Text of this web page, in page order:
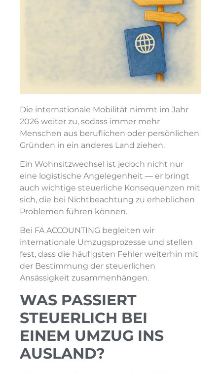
Die internationale Mobilität nimmt im Jahr
2026 weiter zu, sodass immer mehr
Menschen aus beruflichen oder persönlichen
Gründen in ein anderes Land ziehen.
Ein Wohnsitzwechsel ist jedoch nicht nur
eine logistische Angelegenheit — er bringt
auch wichtige steuerliche Konsequenzen mit
sich, die bei Nichtbeachtung zu erheblichen
Problemen führen können.
Bei FA ACCOUNTING begleiten wir
internationale Umzugsprozesse und stellen
fest, dass die häufigsten Fehler weiterhin mit
der Bestimmung der steuerlichen
Ansässigkeit zusammenhängen.
WAS PASSIERT
STEUERLICH BEI
EINEM UMZUG INS
AUSLAND?